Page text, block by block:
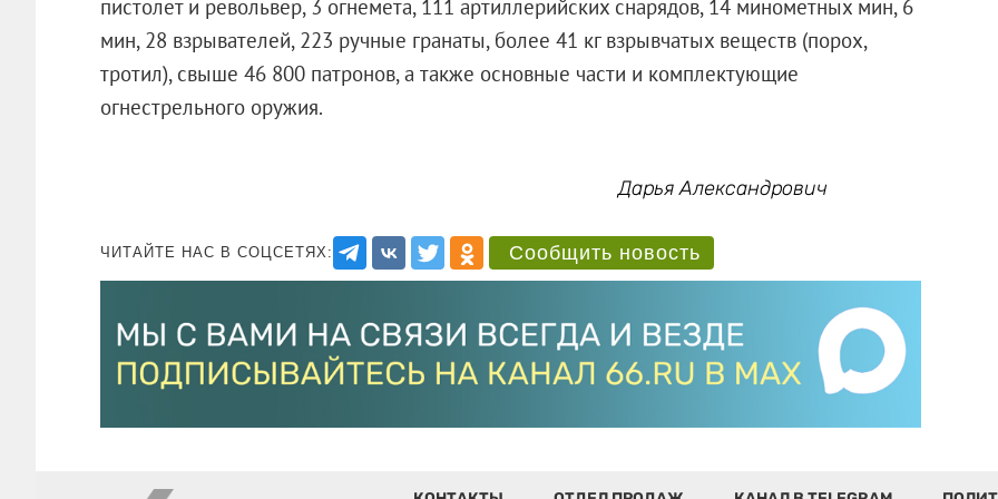
пистолет и револьвер, 3 огнемета, 111 артиллерийских снарядов, 14 минометных мин, 6
мин, 28 взрывателей, 223 ручные гранаты, более 41 кг взрывчатых веществ (порох,
тротил), свыше 46 800 патронов, а также основные части и комплектующие
огнестрельного оружия.
Дарья Александрович
ЧИТАЙТЕ НАС В СОЦСЕТЯХ: Сообщить новость